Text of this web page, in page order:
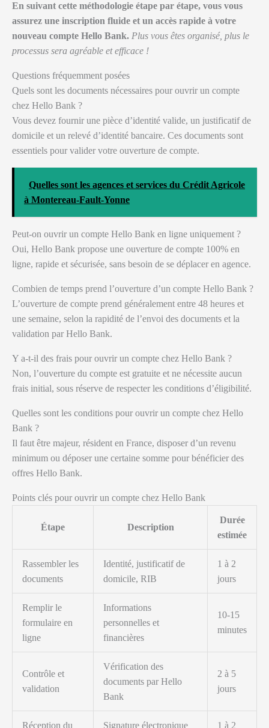
En suivant cette méthodologie étape par étape, vous vous
assurez une inscription fluide et un accès rapide à votre
nouveau compte Hello Bank. Plus vous êtes organisé, plus le
processus sera agréable et efficace !
Questions fréquemment posées
Quels sont les documents nécessaires pour ouvrir un compte
chez Hello Bank ?
Vous devez fournir une pièce d’identité valide, un justificatif de
domicile et un relevé d’identité bancaire. Ces documents sont
essentiels pour valider votre ouverture de compte.
Quelles sont les agences et services du Crédit Agricole
à Montereau-Fault-Yonne
Peut-on ouvrir un compte Hello Bank en ligne uniquement ?
Oui, Hello Bank propose une ouverture de compte 100% en
ligne, rapide et sécurisée, sans besoin de se déplacer en agence.
Combien de temps prend l’ouverture d’un compte Hello Bank ?
L’ouverture de compte prend généralement entre 48 heures et
une semaine, selon la rapidité de l’envoi des documents et la
validation par Hello Bank.
Y a-t-il des frais pour ouvrir un compte chez Hello Bank ?
Non, l’ouverture du compte est gratuite et ne nécessite aucun
frais initial, sous réserve de respecter les conditions d’éligibilité.
Quelles sont les conditions pour ouvrir un compte chez Hello
Bank ?
Il faut être majeur, résident en France, disposer d’un revenu
minimum ou déposer une certaine somme pour bénéficier des
offres Hello Bank.
Points clés pour ouvrir un compte chez Hello Bank
Étape Description
Durée
estimée
Rassembler les
documents
Identité, justificatif de
domicile, RIB
1 à 2
jours
Remplir le
formulaire en
ligne
Informations
personnelles et
financières
10-15
minutes
Contrôle et
validation
Vérification des
documents par Hello
Bank
2 à 5
jours
Réception du Signature électronique 1 à 2